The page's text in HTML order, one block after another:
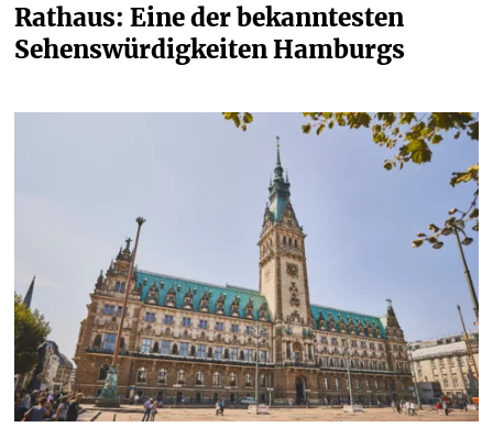
Rathaus: Eine der bekanntesten
Sehenswürdigkeiten Hamburgs